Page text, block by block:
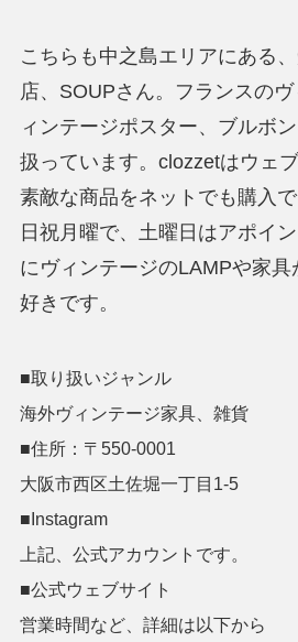
こちらも中之島エリアにある
店、SOUPさん。フランスのヴ
ィンテージポスター、ブルボ
扱っています。clozzetはウェ
素敵な商品をネットでも購入
日祝月曜で、土曜日はアポイ
にヴィンテージのLAMPや家
好きです。
■取り扱いジャンル
海外ヴィンテージ家具、雑貨
■住所：〒550-0001
大阪市西区土佐堀一丁目1-5
■Instagram
上記、公式アカウントです。
■公式ウェブサイト
営業時間など、詳細は以下から